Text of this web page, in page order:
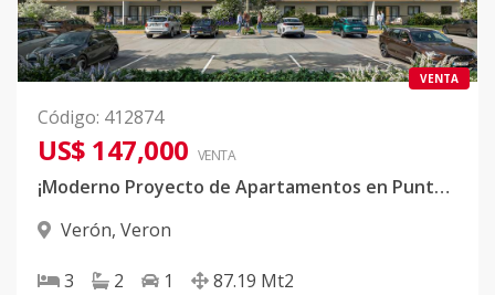
VENTA
Código: 412874
US$ 147,000 VENTA
¡Moderno Proyecto de Apartamentos en Punta Cana!
Verón, Veron
3 2 1 87.19 Mt2